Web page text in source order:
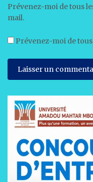
Prévenez-moi de tous
mail.
Prévenez-moi de